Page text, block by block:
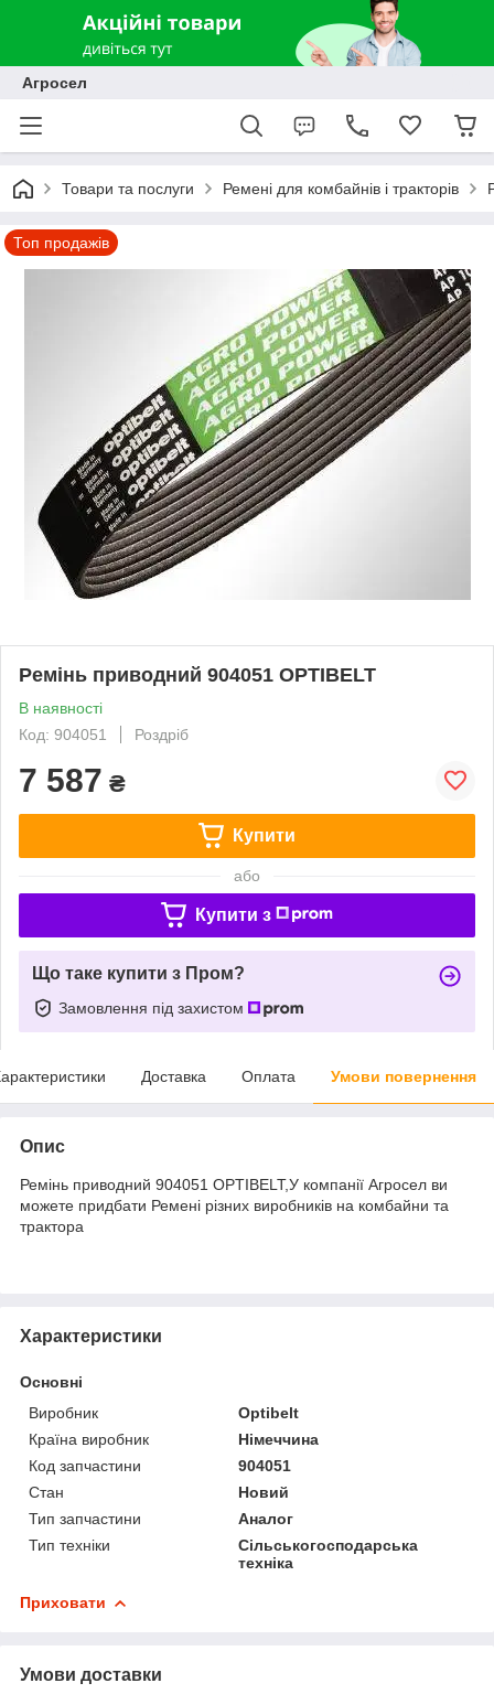
Агросел
Товари та послуги Ремені для комбайнів і тракторів
Топ продажів
Ремінь приводний 904051 OPTIBELT
В наявності
Код: 904051
Роздріб
7 587 ₴
Купити
або
Купити з
Що таке купити з Пром?
Замовлення під захистом
Доставка Оплата Умови повернення
Опис
Ремінь приводний 904051 OPTIBELT,У компанії Агросел ви
можете придбати Ремені різних виробників на комбайни та
трактора
Характеристики
Основні
Виробник
Optibelt
Країна виробник
Німеччина
Код запчастини
904051
Стан
Новий
Тип запчастини
Аналог
Тип техніки
Сільськогосподарська
техніка
Приховати
Умови доставки